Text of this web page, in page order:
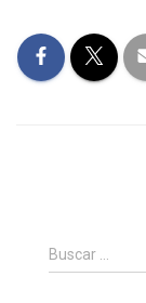
B
u
Buscar …